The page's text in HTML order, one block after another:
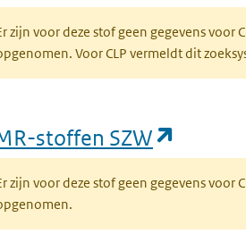
zijn voor deze stof geen gegevens voor
Voor CLP vermeldt dit
stoffen SZW
zijn voor deze stof geen gegevens